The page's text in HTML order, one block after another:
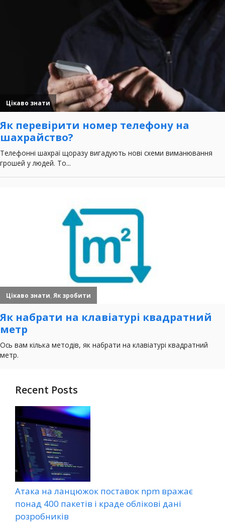
Recent Posts
Атака на ланцюжок поставок npm вражає
понад 400 пакетів і краде облікові дані
розробників